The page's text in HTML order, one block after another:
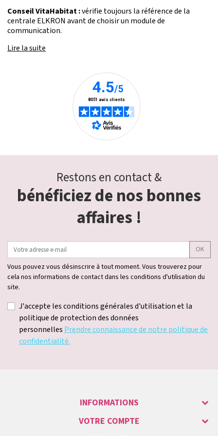
Conseil VitaHabitat :vérifie toujours la référence de la
centrale ELKRON avant de choisir un module de
communication.
Lire la suite
Restons en contact &
bénéficiez de nos bonnes
affaires !
OK
Vous pouvez vous désinscrire à tout moment. Vous trouverez pour
cela nos informations de contact dans les conditions d'utilisation du
site.
J'accepte les conditions générales d'utilisation et la
politique de protection des données
personnelles Prendre connaissance de notre politique de
confidentialité.
INFORMATIONS
VOTRE COMPTE